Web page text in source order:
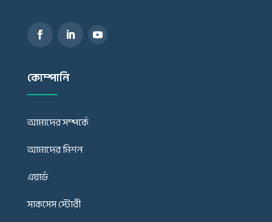
কোম্পানি
আমাদের সম্পর্কে
আমাদের মিশন
এয়ার্ড
সাকসেস স্টোরী